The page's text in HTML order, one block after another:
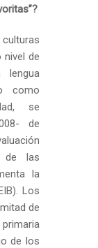
nivel de
lengua
como
se
de
de las
la
Los
de
de los